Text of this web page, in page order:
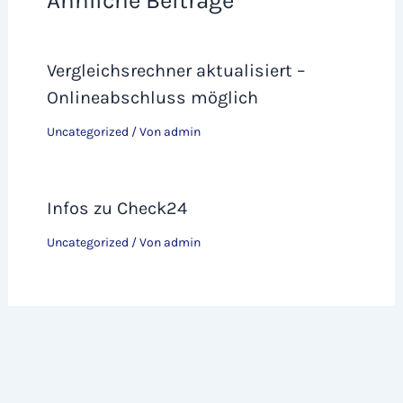
Vergleichsrechner aktualisiert –
Onlineabschluss möglich
Uncategorized / Von admin
Infos zu Check24
Uncategorized / Von admin